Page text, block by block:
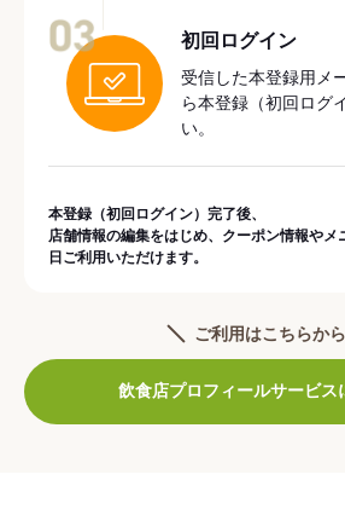
初回ログイン
受信した本登録用メ
ら本登録（初回ログ
い。
本登録（初回ログイン）完了後、
店舗情報の編集をはじめ、クーポン情報やメ
日ご利用いただけます。
ご利用はこちらから
飲食店プロフィールサービス